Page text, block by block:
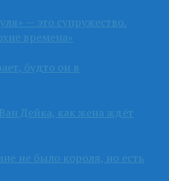
— это супружество.
времена»
будто он в
Дейка, как жена ждёт
не было короля, но есть